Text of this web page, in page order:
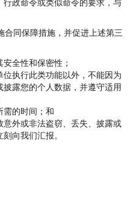
政命令或类似命令的要求，与
合同保障措施，并促进上述第三
全性和保密性；
执行此类功能以外，不能因为
露您的个人数据，并遵守适用
需的时间；和
外或非法盗窃、丢失、披露或
向我们汇报。